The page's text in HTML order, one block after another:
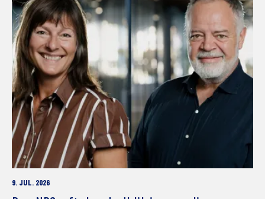
9. JUL. 2026